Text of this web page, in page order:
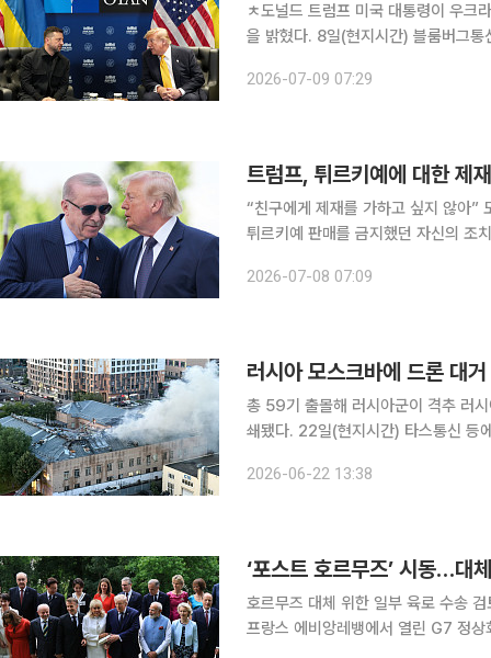
ㅊ도널드 트럼프 미국 대통령이 우크
을 밝혔다. 8일(현지시간) 블룸버그통신에 따르면 트럼프 대통령은 이날 튀크리예 앙카라에서 열린
등장해 “라이선스를 부여하겠다”며
2026-07-09 07:29
트럼프, 튀르키예에 대한
“친구에게 제재를 가하고 싶지 않아” 도널드 트럼프 미국 대통령이 최첨단 스텔스 전투기 F-35의
튀르키예 판매를 금지했던 자신의 조
(NATO·나토) 정상회의를 계기로 레
2026-07-08 07:09
러시아 모스크바에 드론 대
총 59기 출몰해 러시아군이 격추 러
쇄됐다. 22일(현지시간) 타스통신 등에 따르면 세르게이 소뱌닌 모스크바 시장은 텔레그램에 드론
2026-06-22 13:38
호르무즈 대체 위한 일부 육로 수송
프랑스 에비앙레뱅에서 열린 G7 정